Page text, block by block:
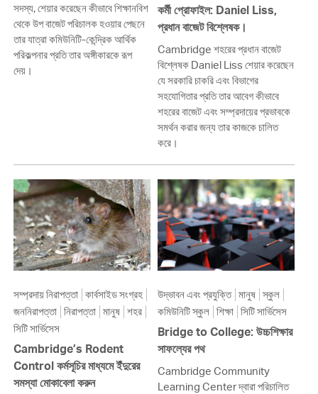
সদস্য, শেয়ার করেছেন কীভাবে শিক্ষানবিশ
থেকে উপ বাজেট পরিচালক হওয়ার পেছনে
তার যাত্রা কমিউনিটি-কেন্দ্রিক আর্থিক
পরিকল্পনার প্রতি তার অঙ্গীকারকে রূপ
দেয়।
কর্মী প্রোফাইল: Daniel Liss,
প্রধান বাজেট বিশ্লেষক।
Cambridge শহরের প্রধান বাজেট
বিশ্লেষক Daniel Liss শেয়ার করেছেন
যে সরকারি চাকরি এবং বিভাগের
সহযোগিতার প্রতি তার আবেগ কীভাবে
শহরের বাজেট এবং সম্প্রদায়ের প্রভাবকে
সমর্থন করার জন্য তার কাজকে চালিত
করে।
সম্প্রদায় নিরাপত্তা কার্বসাইড সংগ্রহ
জননিরাপত্তা নিরাপত্তা মানুষ শহর
সিটি সার্ভিসেস
Cambridge’s Rodent
Control কর্মসূচির মাধ্যমে ইঁদুরের
সমস্যা মোকাবেলা করুন
উদ্ভাবন এবং প্রযুক্তি মানুষ স্কুল
কমিউনিটি স্কুল শিক্ষা সিটি সার্ভিসেস
Bridge to College: উচ্চশিক্ষার
সাফল্যের পথ
Cambridge Community
Learning Center দ্বারা পরিচালিত